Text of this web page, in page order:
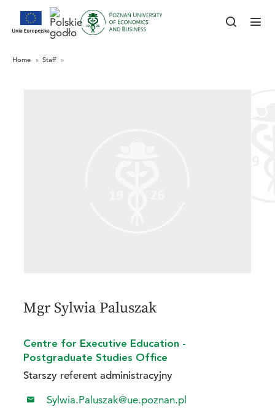
Mgr Sylwia Paluszak
Centre for Executive Education -
Postgraduate Studies Office
Starszy referent administracyjny
Sylwia.Paluszak@ue.poznan.pl